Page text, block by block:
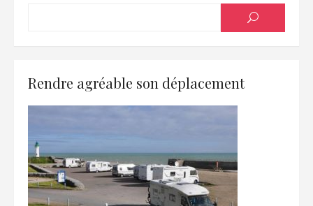
SEARCH
Rendre agréable son déplacement